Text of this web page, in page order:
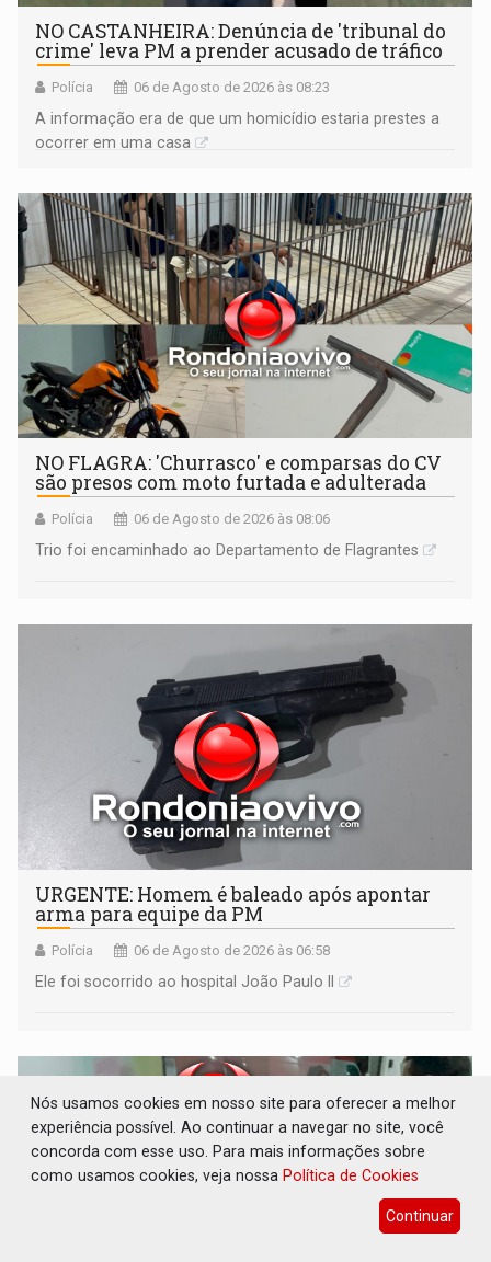
NO CASTANHEIRA: ​Denúncia de 'tribunal do
crime' leva PM a prender acusado de tráfico
Polícia 06 de Agosto de 2026 às 08:23
A informação era de que um homicídio estaria prestes a
ocorrer em uma casa
NO FLAGRA: 'Churrasco' e comparsas do CV
são presos com moto furtada e adulterada
Polícia 06 de Agosto de 2026 às 08:06
Trio foi encaminhado ao Departamento de Flagrantes
URGENTE: Homem é baleado após apontar
arma para equipe da PM
Polícia 06 de Agosto de 2026 às 06:58
Ele foi socorrido ao hospital João Paulo II
Nós usamos cookies em nosso site para oferecer a melhor
experiência possível. Ao continuar a navegar no site, você
concorda com esse uso. Para mais informações sobre
como usamos cookies, veja nossa Política de Cookies
Continuar